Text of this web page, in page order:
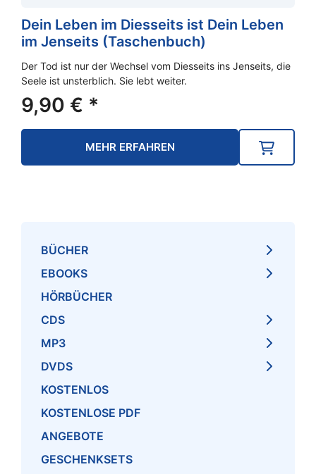
Dein Leben im Diesseits ist Dein Leben
im Jenseits (Taschenbuch)
Der Tod ist nur der Wechsel vom Diesseits ins Jenseits, die
Seele ist unsterblich. Sie lebt weiter.
9,90 € *
MEHR ERFAHREN
BÜCHER
EBOOKS
HÖRBÜCHER
CDS
MP3
DVDS
KOSTENLOS
KOSTENLOSE PDF
ANGEBOTE
GESCHENKSETS